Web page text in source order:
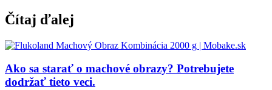
Čítaj ďalej
Ako sa starať o machové obrazy? Potrebujete
dodržať tieto veci.